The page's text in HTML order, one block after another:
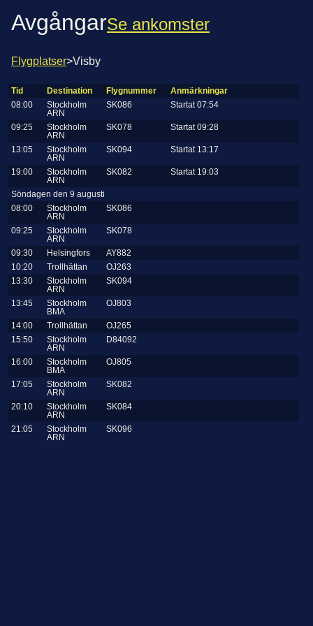
AvgångarSe ankomster
Flygplatser>Visby
Tid Destination Flygnummer
Anmärkningar
08:00
Stockholm
ARN
SK086 Startat 07:54
09:25
Stockholm
ARN
SK078 Startat 09:28
13:05
Stockholm
ARN
SK094 Startat 13:17
19:00
Stockholm
ARN
SK082 Startat 19:03
Söndagen den 9 augusti
08:00
Stockholm
ARN
SK086
09:25
Stockholm
ARN
SK078
09:30 Helsingfors
AY882
10:20
Trollhättan
OJ263
13:30
Stockholm
ARN
SK094
13:45
Stockholm
BMA
OJ803
14:00 Trollhättan
OJ265
15:50
Stockholm
ARN
D84092
16:00
Stockholm
BMA
OJ805
17:05
Stockholm
ARN
SK082
20:10
Stockholm
ARN
SK084
21:05
Stockholm
ARN
SK096